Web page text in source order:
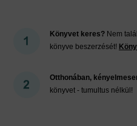
Könyvet keres? Nem
könyve beszerzését!
Otthonában,
könyvet - tumultus nélkül!